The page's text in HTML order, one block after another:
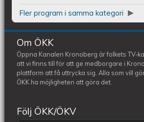
kyrka, del 2
Fler program i samma kategori
Om ÖKK
Öppna Kanalen Kronoberg är folkets TV-
att vi finns till för att ge medborgare i
plattform att få uttrycka sig. Alla som vill
ÖKK ha möjligheten att göra det.
Följ ÖKK/ÖKV